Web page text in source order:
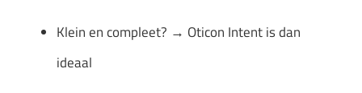
Klein en compleet? → Oticon Intent is dan
ideaal